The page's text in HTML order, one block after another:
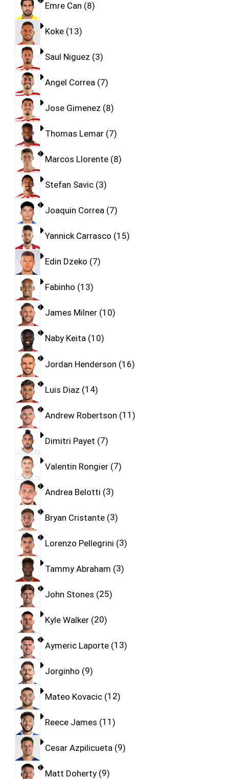
Emre Can 8
Koke 13
Saul Niguez 3
Angel Correa 7
Jose Gimenez 8
Thomas Lemar 7
Marcos Llorente 8
Stefan Savic 3
Joaquin Correa 7
Yannick Carrasco 15
Edin Dzeko 7
Fabinho 13
James Milner 10
Naby Keita 10
Jordan Henderson 16
Luis Diaz 14
Andrew Robertson 11
Dimitri Payet 7
Valentin Rongier 7
Andrea Belotti 3
Bryan Cristante 3
Lorenzo Pellegrini 3
Tammy Abraham 3
John Stones 25
Kyle Walker 20
Aymeric Laporte 13
Jorginho 9
Mateo Kovacic 12
Reece James 11
Cesar Azpilicueta 9
Matt Doherty 9